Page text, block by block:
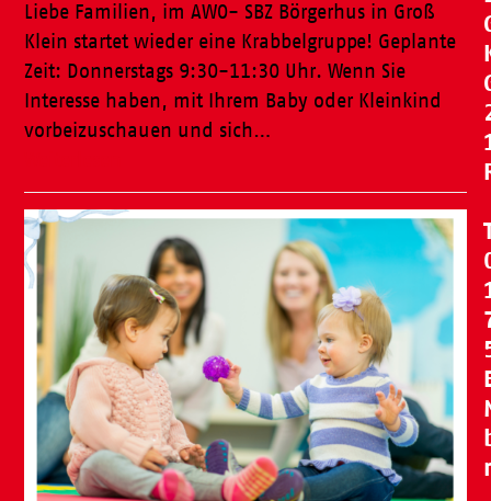
Liebe Familien, im AWO- SBZ Börgerhus in Groß
Klein startet wieder eine Krabbelgruppe! Geplante
Zeit: Donnerstags 9:30-11:30 Uhr. Wenn Sie
Interesse haben, mit Ihrem Baby oder Kleinkind
vorbeizuschauen und sich…